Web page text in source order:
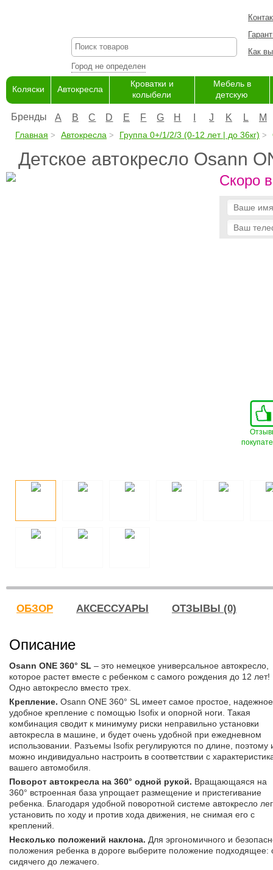
Город не определен
Как
Коляски Автокресла
Кроватки и
колыбели
Мебель в
детскую
Бренды A B C D E F G H J K L M
Главная Автокресла Группа 0+/1/2/3 (0-12 лет | до 36кг)
Детское автокресло Osann
Скоро
ОБЗОР АКСЕССУАРЫ ОТЗЫВЫ (0)
Описание
Osann ONE 360° SL – это немецкое универсальное автокресло,
которое растет вместе с ребенком с самого рождения до 12 лет!
Одно автокресло вместо трех.
Крепление. Osann ONE 360° SL имеет самое простое,
удобное крепление с помощью Isofix и опорной ноги. Такая
комбинация сводит к минимуму риски неправильно установки
автокресла в машине, и будет очень удобной при ежедневном
использовании. Разъемы Isofix регулируются по длине, поэтому
можно индивидуально настроить в соответствии с
вашего автомобиля.
Поворот автокресла на 360° одной рукой. Вращающаяся на
360° встроенная база упрощает размещение и пристегивание
ребенка. Благодаря удобной поворотной системе автокресло
установить по ходу и против хода движения, не снимая его с
креплений.
Несколько положений наклона. Для эргономичного и
положения ребенка в дороге выберите положение подходящее:
сидячего до лежачего.